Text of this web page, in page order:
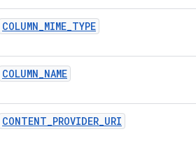
COLUMN_MIME_TYPE
COLUMN_NAME
CONTENT_PROVIDER_URI